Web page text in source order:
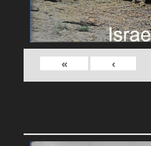
›
»